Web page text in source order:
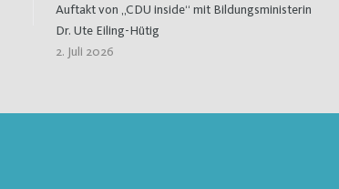
Auftakt von „CDU inside“ mit Bildungsministerin
Dr. Ute Eiling-Hütig
2. Juli 2026